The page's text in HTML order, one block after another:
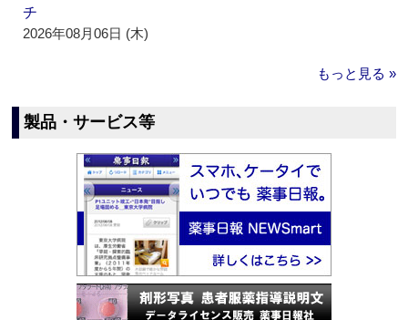
チ
2026年08月06日 (木)
もっと見る »
製品・サービス等